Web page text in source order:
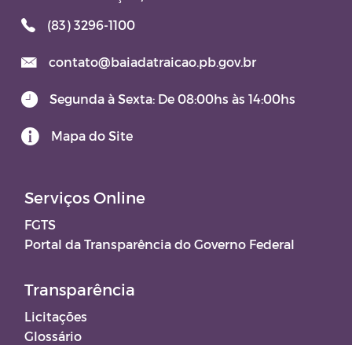
(83) 3296-1100
contato@baiadatraicao.pb.gov.br
Segunda à Sexta: De 08:00hs às 14:00hs
Mapa do Site
Serviços Online
FGTS
Portal da Transparência do Governo Federal
Transparência
Licitações
Glossário